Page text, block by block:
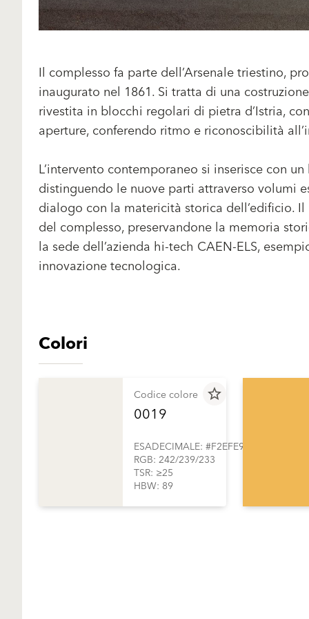
Il complesso fa parte dell’Arsenale triestino,
inaugurato nel 1861. Si tratta di una
rivestita in blocchi regolari di pietra d’Istria,
aperture, conferendo ritmo e riconoscibilità
L’intervento contemporaneo si inserisce con
distinguendo le nuove parti attraverso volumi
dialogo con la matericità storica dell’edificio.
del complesso, preservandone la memoria
la sede dell’azienda hi-tech CAEN-ELS,
innovazione tecnologica.
Colori
star_border
Codice colore
0019
ESADECIMALE: #F2EFE9
RGB: 242/239/233
TSR: ≥25
HBW: 89